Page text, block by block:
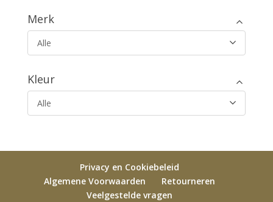
Merk
Alle
Kleur
Alle
Privacy en Cookiebeleid
Algemene Voorwaarden
Retourneren
Veelgestelde vragen